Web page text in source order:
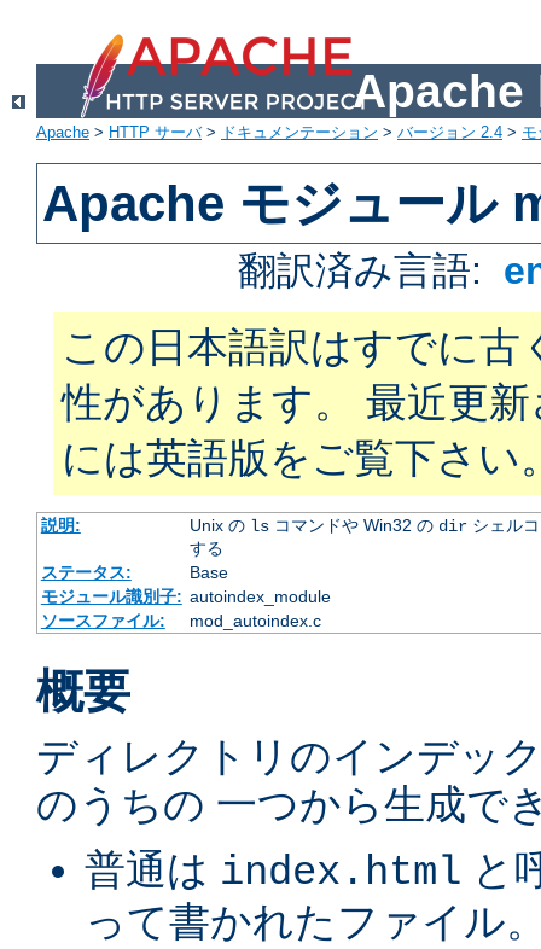
Apache
Apache > HTTP サーバ> ドキュメンテーション > バージョン 2.4 >
Apache モジュール
翻訳済み言語:
この日本語訳はすでに古
性があります。 最近更
には英語版をご覧下さい
説明: Unix の lsコマンドや Win32 の dirシェルコ
する
ステータス:
Base
モジュール識別子: autoindex_module
ソースファイル:
mod_autoindex.c
概要
ディレクトリのインデッ
のうちの 一つから生成で
普通は index.html と
って書かれたファイル